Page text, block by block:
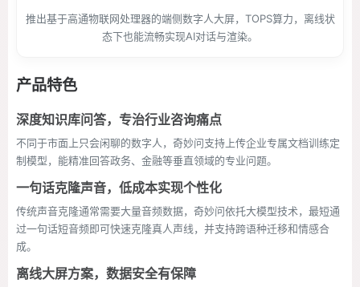
推出基于高通物联网处理器的端侧数字人大屏，TOPS算力，离线状
态下也能流畅实现AI对话与渲染。
产品特色
深度知识库问答，专治行业咨询痛点
不同于市面上只会闲聊的数字人，奇妙问支持上传企业专属文档训练定
制模型，能精准回答政务、金融等垂直领域的专业问题。
一句话克隆声音，低成本实现个性化
传统声音克隆通常需要大量音频数据，奇妙问依托大模型技术，最短通
过一句话短音频即可快速克隆真人声线，并支持跨语种迁移和情感合
成。
离线大屏方案，数据安全有保障